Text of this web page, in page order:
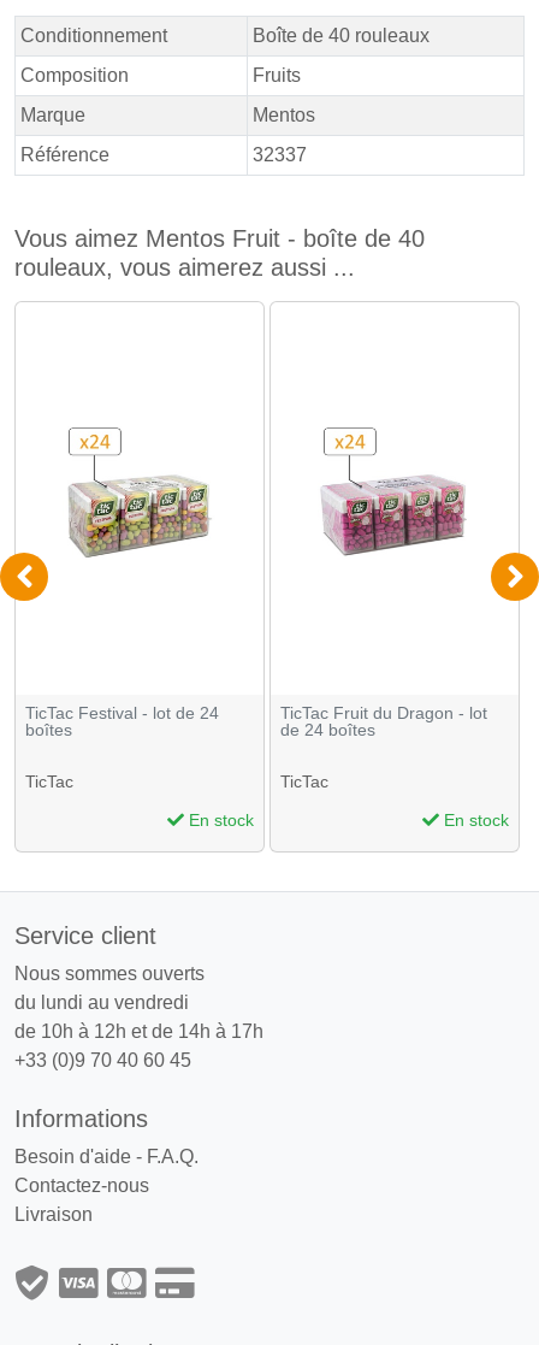
Conditionnement
Boîte de 40 rouleaux
Composition
Fruits
Marque
Mentos
Référence
32337
Vous aimez Mentos Fruit - boîte de 40
rouleaux, vous aimerez aussi ...
TicTac Festival - lot de 24
boîtes
TicTac
En stock
TicTac Fruit du Dragon - lot
de 24 boîtes
TicTac
En stock
Service client
Nous sommes ouverts
du lundi au vendredi
de 10h à 12h et de 14h à 17h
+33 (0)9 70 40 60 45
Informations
Besoin d'aide - F.A.Q.
Contactez-nous
Livraison